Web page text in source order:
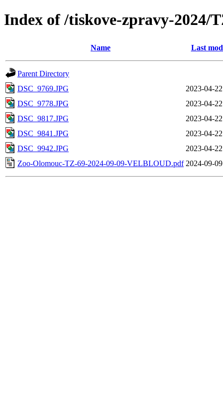
Index of /tiskove-zpravy-2024/
Name Last
Parent Directory
DSC_9769.JPG
2023-04-
DSC_9778.JPG
2023-04-
DSC_9817.JPG
2023-04-
DSC_9841.JPG
2023-04-
DSC_9942.JPG
2023-04-
Zoo-Olomouc-TZ-69-2024-09-09-VELBLOUD.pdf 2024-09-